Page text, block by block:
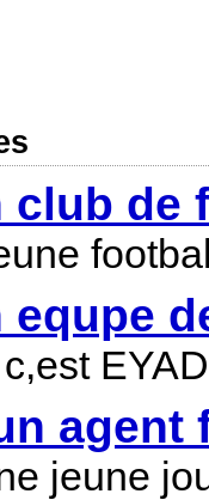
club de
equpe
jeune